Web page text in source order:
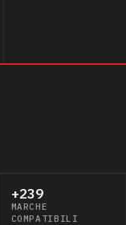
+239
MARCHE
COMPATIBILI